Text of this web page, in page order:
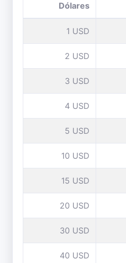
Dólares
1 USD
2 USD
3 USD
4 USD
5 USD
10 USD
15 USD
20 USD
30 USD
40 USD